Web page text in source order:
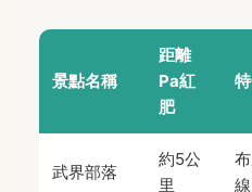
景點名稱
距離
Pa紅
肥
武界部落
約5公
里